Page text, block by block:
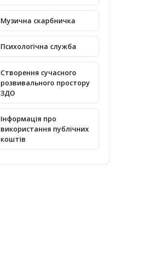
Музична скарбничка
Психологічна служба
Створення сучасного
розвивального простору
ЗДО
Інформація про
використання публічних
коштів